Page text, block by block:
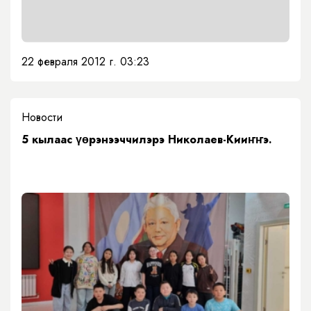
22 февраля 2012 г. 03:23
Новости
5 кылаас үөрэнээччилэрэ Николаев-Кииҥҥэ.